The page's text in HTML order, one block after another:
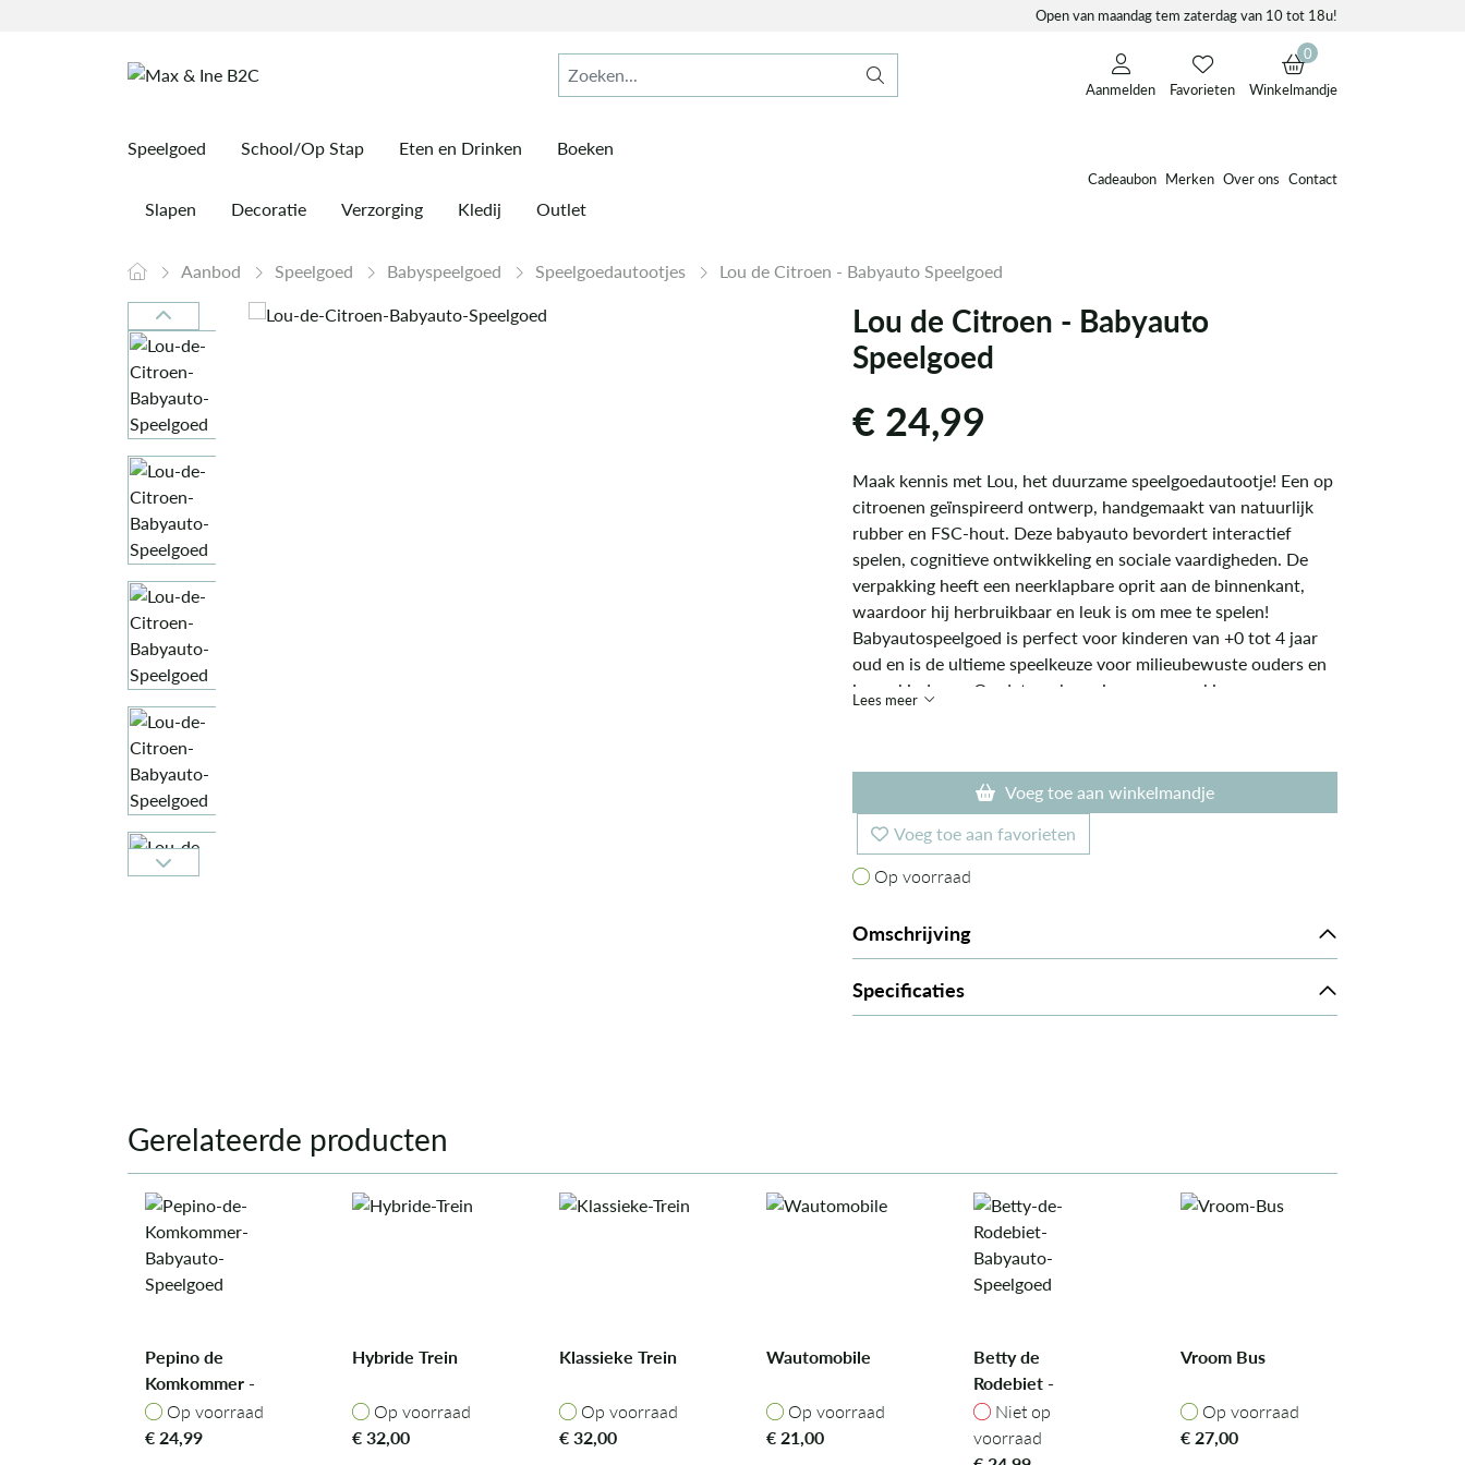
Open van maandag tem zaterdag van 10 tot 18u!
Aanmelden Favorieten
0
Winkelmandje
Speelgoed School/Op Stap Eten en Drinken Boeken
Slapen Decoratie Verzorging Kledij Outlet
Cadeaubon Merken Over ons Contact
Aanbod Speelgoed Babyspeelgoed Speelgoedautootjes Lou de Citroen - Babyauto Speelgoed
Lou de Citroen - Babyauto
Speelgoed
€24,99
Maak kennis met Lou, het duurzame speelgoedautootje! Een op
citroenen geïnspireerd ontwerp, handgemaakt van natuurlijk
rubber en FSC-hout. Deze babyauto bevordert interactief
spelen, cognitieve ontwikkeling en sociale vaardigheden. De
verpakking heeft een neerklapbare oprit aan de binnenkant,
waardoor hij herbruikbaar en leuk is om mee te spelen!
Babyautospeelgoed is perfect voor kinderen van +0 tot 4 jaar
oud en is de ultieme speelkeuze voor milieubewuste ouders en
jonge kinderen. Omdat coole gezinnen ervoor kiezen om voor
Lees meer
Voeg toe aan winkelmandje
Voeg toe aan favorieten
Op voorraad
Op voorraad
Omschrijving
Specificaties
Gerelateerde producten
Pepino de
Komkommer -
Babyauto
Speelgoed
Op voorraad
Op voorraad
€24,99
Hybride Trein
Op voorraad
Op voorraad
€32,00
Klassieke Trein
Op voorraad
Op voorraad
€32,00
Wautomobile
Op voorraad
Op voorraad
€21,00
Betty de
Rodebiet -
Babyauto
Speelgoed
Niet op voorraad
Niet op
voorraad
Vroom Bus
Op voorraad
Op voorraad
€27,00